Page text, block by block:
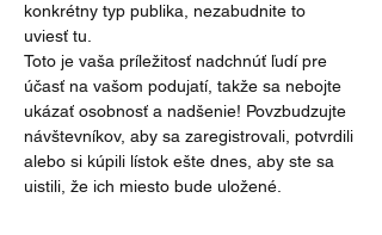
konkrétny typ publika, nezabudnite to
uviesť tu.
Toto je vaša príležitosť nadchnúť ľudí pre
účasť na vašom podujatí, takže sa nebojte
ukázať osobnosť a nadšenie! Povzbudzujte
návštevníkov, aby sa zaregistrovali, potvrdili
alebo si kúpili lístok ešte dnes, aby ste sa
uistili, že ich miesto bude uložené.